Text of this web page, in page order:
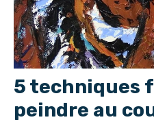
5 techniques
peindre au